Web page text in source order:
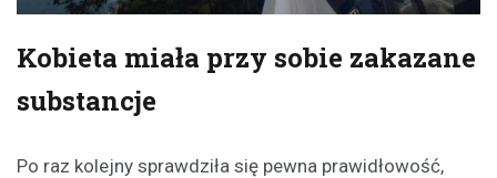
Kobieta miała przy sobie zakazane
substancje
Po raz kolejny sprawdziła się pewna prawidłowość,